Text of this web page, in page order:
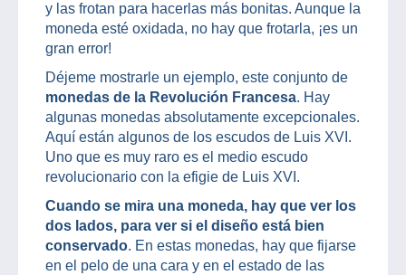
y las frotan para hacerlas más bonitas. Aunque la
moneda esté oxidada, no hay que frotarla, ¡es un
gran error!
Déjeme mostrarle un ejemplo, este conjunto de
monedas de la Revolución Francesa. Hay
algunas monedas absolutamente excepcionales.
Aquí están algunos de los escudos de Luis XVI.
Uno que es muy raro es el medio escudo
revolucionario con la efigie de Luis XVI.
Cuando se mira una moneda, hay que ver los
dos lados, para ver si el diseño está bien
conservado. En estas monedas, hay que fijarse
en el pelo de una cara y en el estado de las